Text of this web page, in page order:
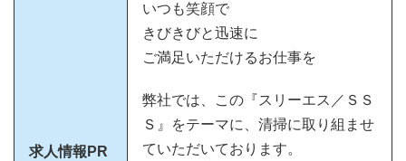
求人情報PR
いつも笑顔で
きびきびと迅速に
ご満足いただけるお仕事を
弊社では、この『スリーエス／ＳＳ
Ｓ』をテーマに、清掃に取り組ませ
ていただいております。